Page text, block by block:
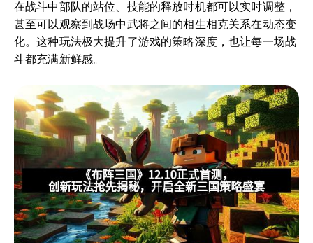
在战斗中部队的站位、技能的释放时机都可以实时调整，
甚至可以观察到战场中武将之间的相生相克关系在动态变
化。这种玩法极大提升了游戏的策略深度，也让每一场战
斗都充满新鲜感。